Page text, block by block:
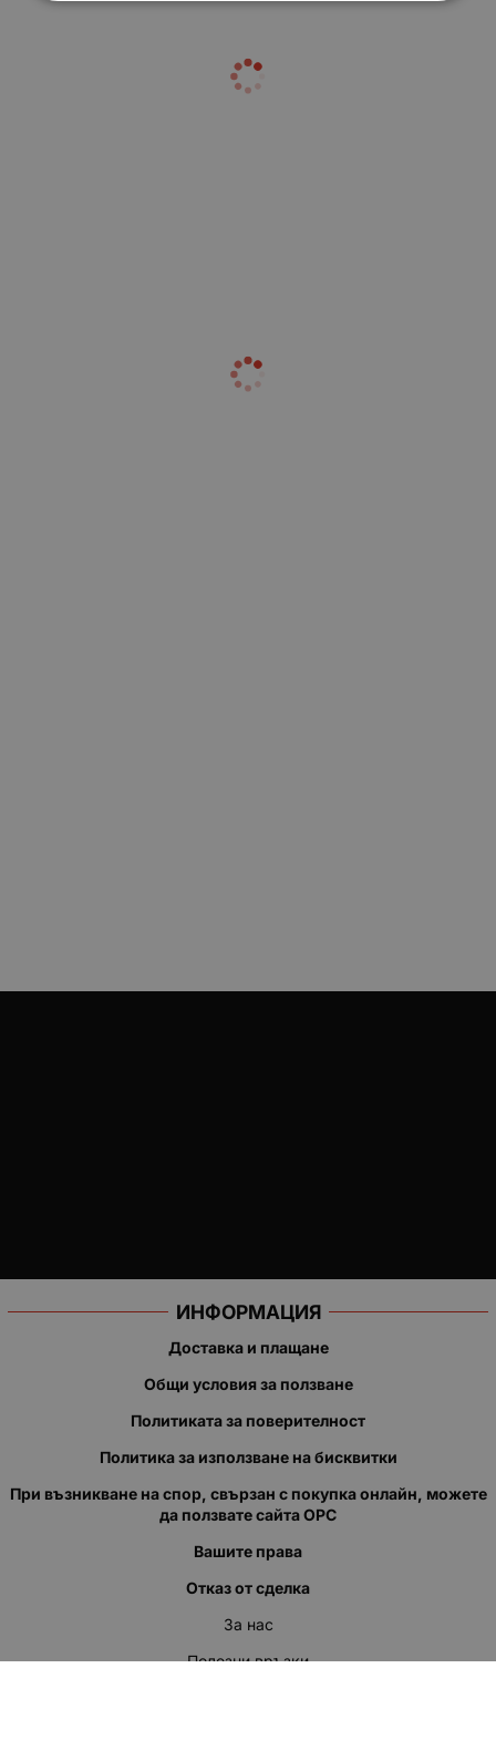
ИНФОРМАЦИЯ
Доставка и плащане
Общи условия за ползване
Политиката за поверителност
Политика за използване на бисквитки
При възникване на спор, свързан с покупка онлайн, можете
да ползвате сайта ОРС
Вашите права
Отказ от сделка
За нас
Полезни връзки